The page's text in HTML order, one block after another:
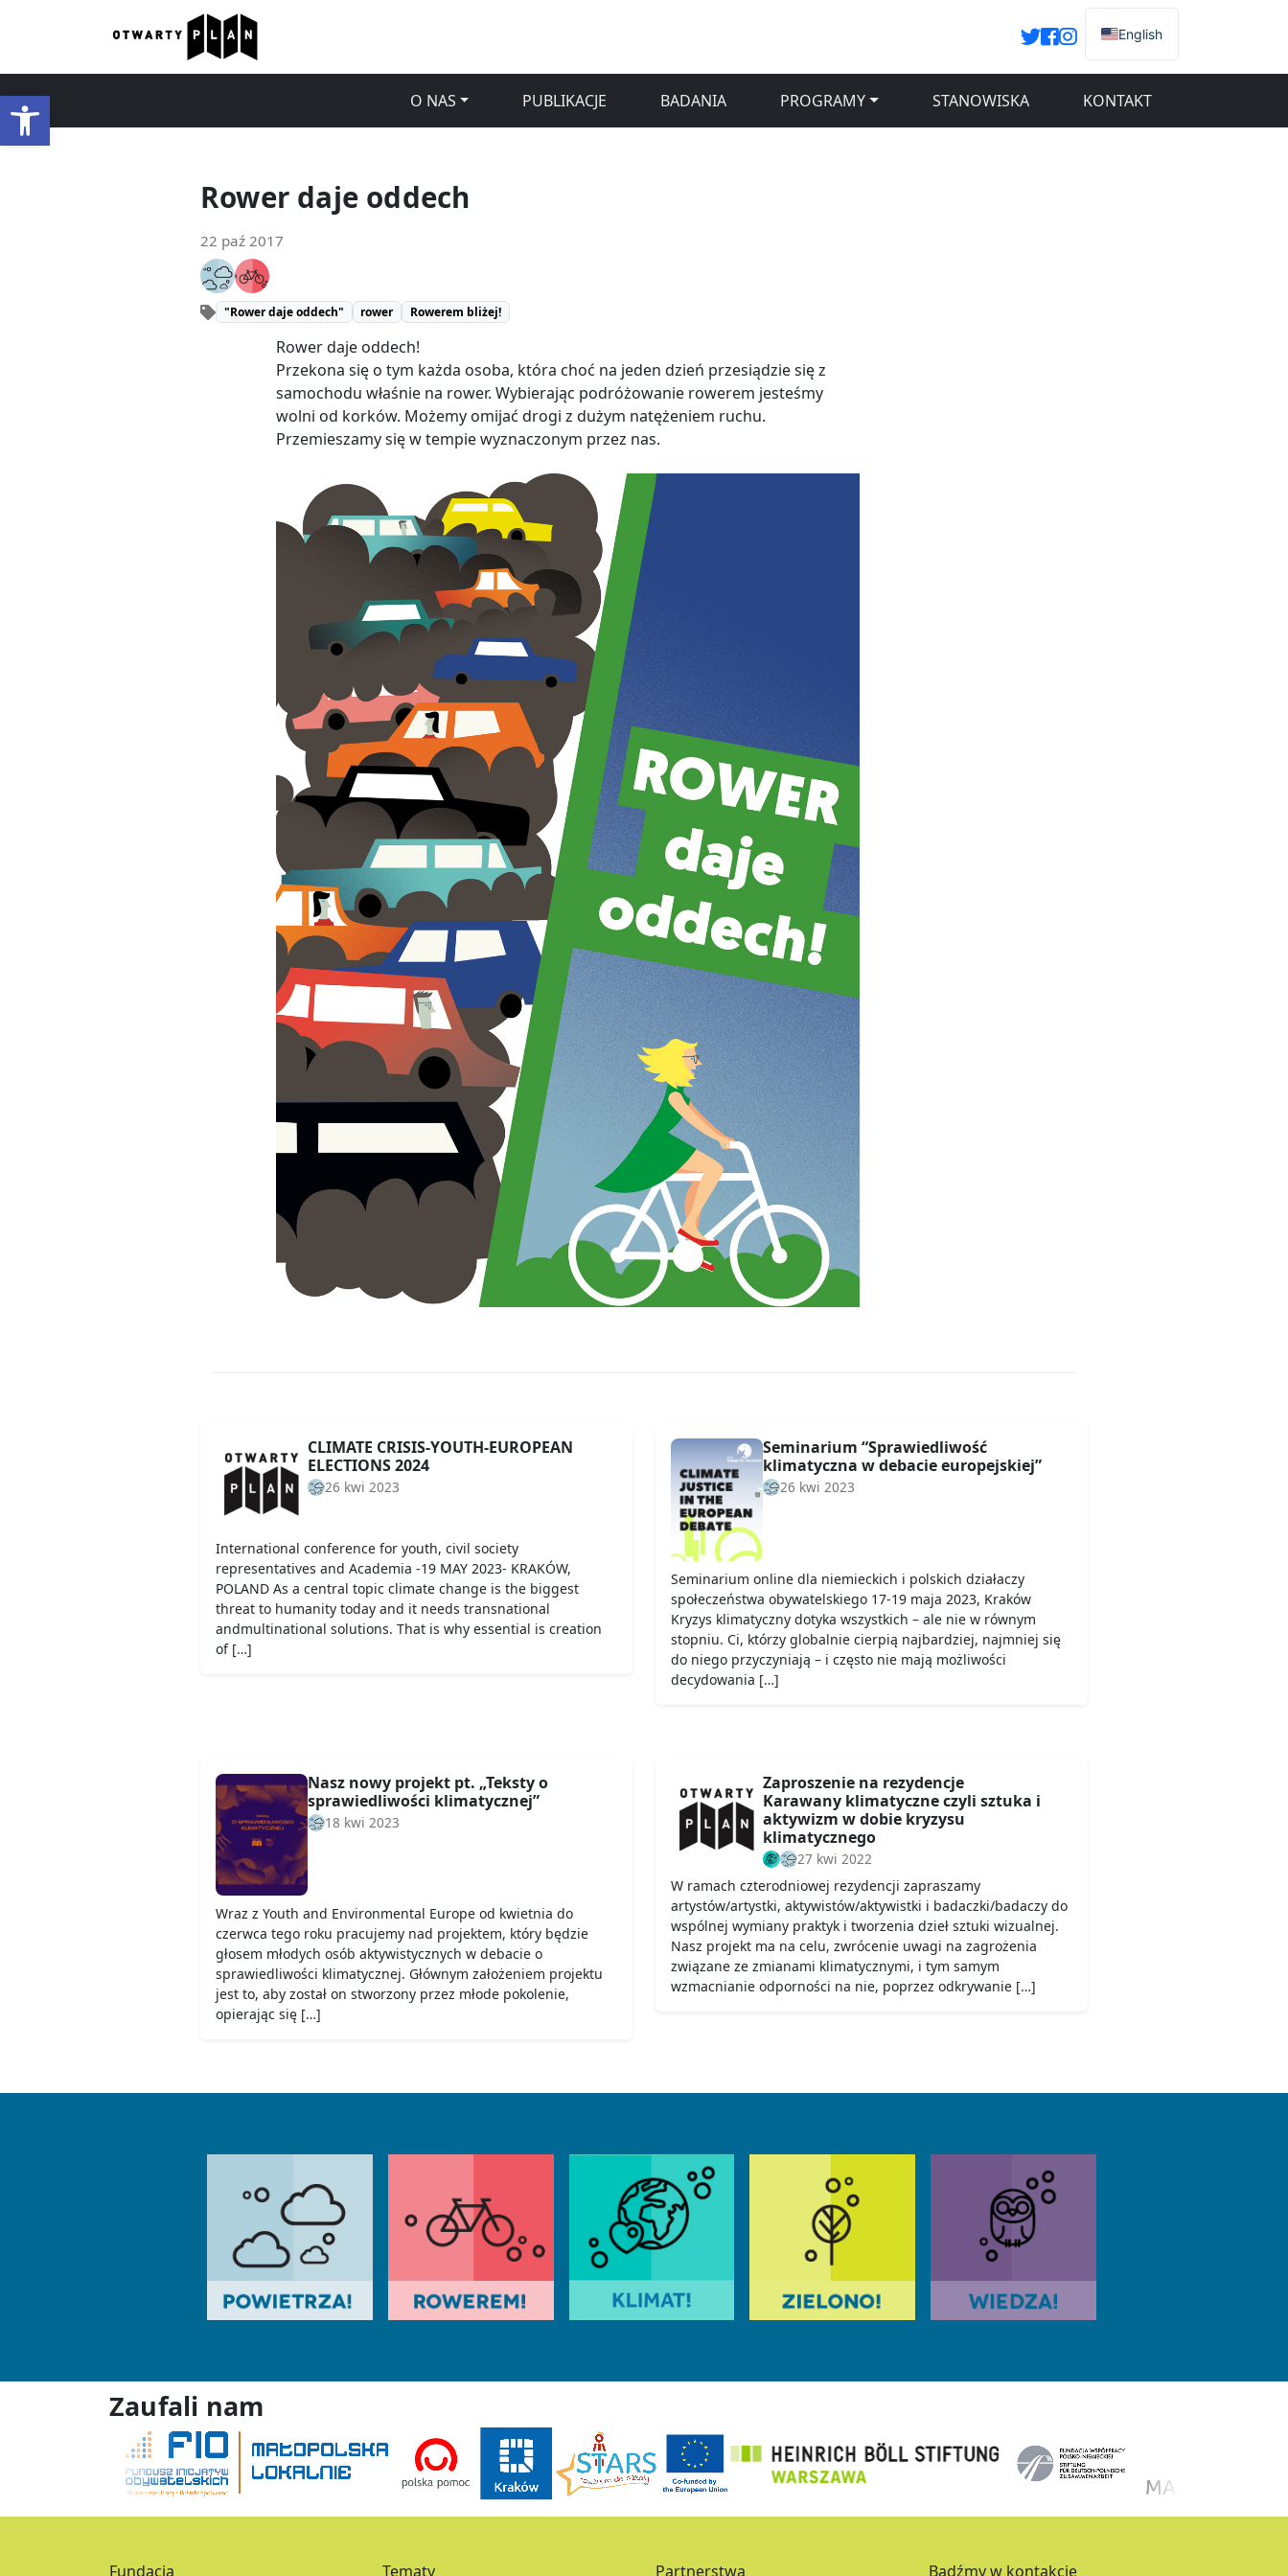
Otwórz pasek narzędzi
English
O NAS PUBLIKACJE BADANIA PROGRAMY STANOWISKA KONTAKT
Rower daje oddech
22 paź 2017
"Rower daje oddech" rower Rowerem bliżej!
Rower daje oddech!
Przekona się o tym każda osoba, która choć na jeden dzień przesiądzie się z
samochodu właśnie na rower. Wybierając podróżowanie rowerem jesteśmy
wolni od korków. Możemy omijać drogi z dużym natężeniem ruchu.
Przemieszamy się w tempie wyznaczonym przez nas.
CLIMATE CRISIS-YOUTH-EUROPEAN
ELECTIONS 2024
26 kwi 2023
International conference for youth, civil society
representatives and Academia -19 MAY 2023- KRAKÓW,
POLAND As a central topic climate change is the biggest
threat to humanity today and it needs transnational
andmultinational solutions. That is why essential is creation
of […]
Seminarium “Sprawiedliwość
klimatyczna w debacie europejskiej”
26 kwi 2023
Seminarium online dla niemieckich i polskich działaczy
społeczeństwa obywatelskiego 17-19 maja 2023, Kraków
Kryzys klimatyczny dotyka wszystkich – ale nie w równym
stopniu. Ci, którzy globalnie cierpią najbardziej, najmniej się
do niego przyczyniają – i często nie mają możliwości
decydowania […]
Nasz nowy projekt pt. „Teksty o
sprawiedliwości klimatycznej”
18 kwi 2023
Wraz z Youth and Environmental Europe od kwietnia do
czerwca tego roku pracujemy nad projektem, który będzie
głosem młodych osób aktywistycznych w debacie o
sprawiedliwości klimatycznej. Głównym założeniem projektu
jest to, aby został on stworzony przez młode pokolenie,
opierając się […]
Zaproszenie na rezydencje
Karawany klimatyczne czyli sztuka i
aktywizm w dobie kryzysu
klimatycznego
27 kwi 2022
W ramach czterodniowej rezydencji zapraszamy
artystów/artystki, aktywistów/aktywistki i badaczki/badaczy do
wspólnej wymiany praktyk i tworzenia dzieł sztuki wizualnej.
Nasz projekt ma na celu, zwrócenie uwagi na zagrożenia
związane ze zmianami klimatycznymi, i tym samym
wzmacnianie odporności na nie, poprzez odkrywanie […]
Zaufali nam
Fundacja Tematy Partnerstwa Bądźmy w kontakcie